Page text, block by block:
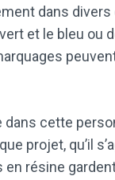
dans
et le bleu ou
dans cette
projet, qu’il
résine